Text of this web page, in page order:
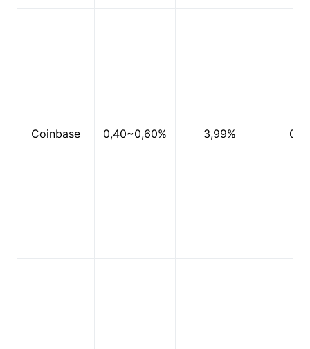
Coinbase 0,40~0,60% 3,99% 0%